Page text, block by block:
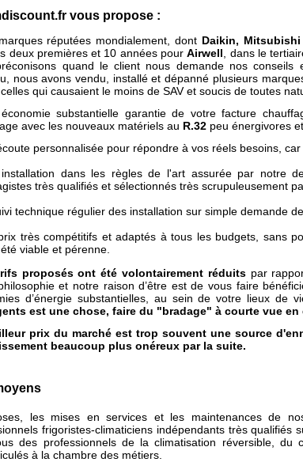
vous propose :
réputées mondialement, dont Daikin, Mitsubishi
deux premières et 10 années pourAirwell , dans le
quand le client nous demande nos
nous avons vendu, installé et dépanné plusieurs
qui causaient le moins de SAV et soucis de toutes
substantielle garantie de votre facture
avec les nouveaux matériels au R.32 peu énergivores
personnalisée pour répondre à vos réels besoins, car
dans les règles de l'art assurée par notre
très qualifiés et sélectionnés très scrupuleusement
technique régulier des installation sur simple demande
très compétitifs et adaptés à tous les budgets, sans
viable et pérenne.
proposés ont été volontairement réduitspar
et notre raison d’être est de vous faire
d’énergie substantielles, au sein de votre lieux de
est une chose, faire du "bradage" à courte vue en
prix du marché est trop souvent une source
beaucoup plus onéreux par la suite.
les mises en services et les maintenances de
frigoristes-climaticiens indépendants très
des professionnels de la climatisation réversible, du
à la chambre des métiers.